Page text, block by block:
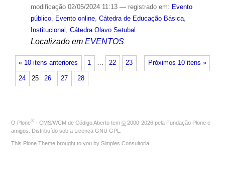
modificação02/05/2024 11:13 — registrado em: Evento
público, Evento online, Cátedra de Educação Básica,
Institucional , Cátedra Olavo Setubal
Localizado em EVENTOS
« 10 itens anteriores Próximos 10 itens »
1 … 22 23
24 25 26 27 28
O Plone® - CMS/WCM de Código Aberto tem © 2000-2026 pela Fundação Plone e
amigos. Distribuído sob a Licença GNU GPL
This Plone Theme brought to you by Simples Consultoria